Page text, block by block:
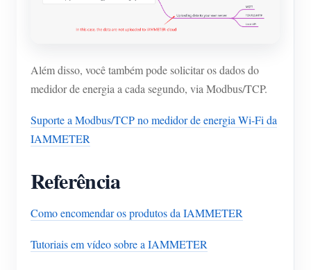
Além disso, você também pode solicitar os dados do
medidor de energia a cada segundo, via Modbus/TCP.
Suporte a Modbus/TCP no medidor de energia Wi-Fi da
IAMMETER
Referência
Como encomendar os produtos da IAMMETER
Tutoriais em vídeo sobre a IAMMETER